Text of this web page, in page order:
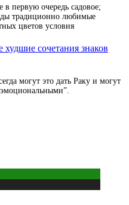
в первую очередь садовое;
традиционно любимые
цветов условия
сочетания знаков
могут это дать Раку и могут